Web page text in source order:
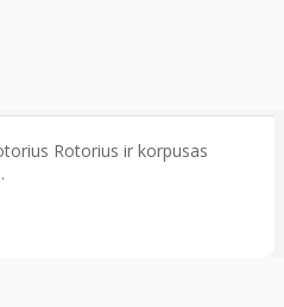
Rotorius ir korpusas